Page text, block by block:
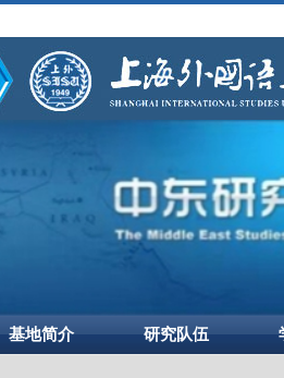
基地简介 研究队伍